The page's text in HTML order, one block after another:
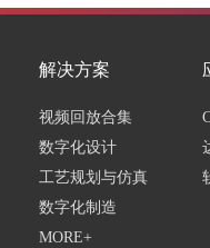
解决方案
视频回放合集
数字化设计
工艺规划与仿真
数字化制造
MORE+